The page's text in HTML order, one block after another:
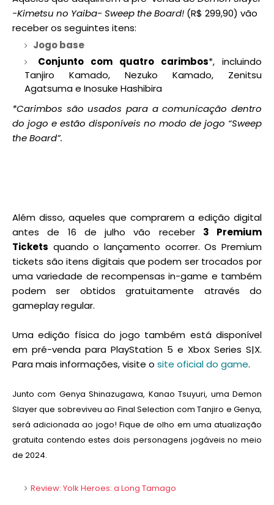
-Kimetsu no Yaiba- Sweep the Board! (R$ 299,90) vão
receber os seguintes itens:
Jogo base
Conjunto com quatro carimbos*, incluindo
Tanjiro Kamado, Nezuko Kamado, Zenitsu
Agatsuma e Inosuke Hashibira
*Carimbos são usados para a comunicação dentro
do jogo e estão disponíveis no modo de jogo “Sweep
the Board”.
Além disso, aqueles que comprarem a edição digital
antes de 16 de julho vão receber 3 Premium
Tickets quando o lançamento ocorrer. Os Premium
tickets são itens digitais que podem ser trocados por
uma variedade de recompensas in-game e também
podem ser obtidos gratuitamente através do
gameplay regular.
Uma edição física do jogo também está disponível
em pré-venda para PlayStation 5 e Xbox Series S|X.
Para mais informações, visite o site oficial do game.
Junto com Genya Shinazugawa, Kanao Tsuyuri, uma Demon
Slayer que sobreviveu ao Final Selection com Tanjiro e Genya,
será adicionada ao jogo! Fique de olho em uma atualização
gratuita contendo estes dois personagens jogáveis no meio
de 2024.
Review: Yolk Heroes: a Long Tamago